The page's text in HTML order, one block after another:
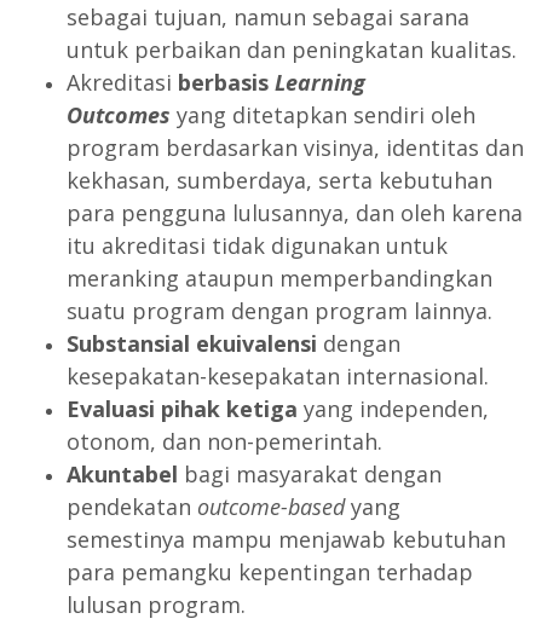
sebagai tujuan, namun sebagai sarana
untuk perbaikan dan peningkatan kualitas.
Akreditasi berbasis Learning
Outcomes yang ditetapkan sendiri oleh
program berdasarkan visinya, identitas dan
kekhasan, sumberdaya, serta kebutuhan
para pengguna lulusannya, dan oleh karena
itu akreditasi tidak digunakan untuk
meranking ataupun memperbandingkan
suatu program dengan program lainnya.
Substansial ekuivalensi dengan
kesepakatan-kesepakatan internasional.
Evaluasi pihak ketiga yang independen,
otonom, dan non-pemerintah.
Akuntabel bagi masyarakat dengan
pendekatan outcome-basedyang
semestinya mampu menjawab kebutuhan
para pemangku kepentingan terhadap
lulusan program.